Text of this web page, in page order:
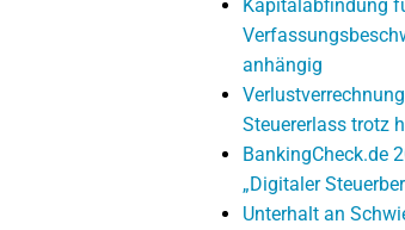
Kapitalabfindung
anhängig
Steuererlass trotz
BankingCheck.de
„Digitaler
Unterhalt an